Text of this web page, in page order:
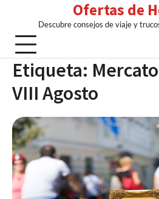
content
Ofertas de
Descubre consejos de viaje y
Etiqueta:
VIII Agosto